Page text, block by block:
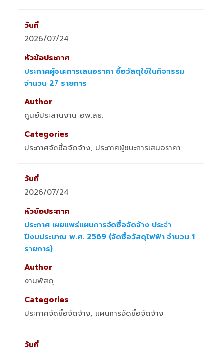
2026/07/24
ประกาศผู้ชนะการเสนอราคา ซื้อวัสดุใช้ในกิจกรรม
จำนวน 27 รายการ
ศูนย์ประสานงาน อพ.สธ.
ประกาศจัดซื้อจัดจ้าง, ประกาศผู้ชนะการเสนอราคา
2026/07/24
ประกาศ เผยแพร่แผนการจัดซื้อจัดจ้าง ประจำ
ปีงบประมาณ พ.ศ. 2569 (จัดซื้อวัสดุไฟฟ้า จำนวน 1
รายการ)
งานพัสดุ
ประกาศจัดซื้อจัดจ้าง, แผนการจัดซื้อจัดจ้าง